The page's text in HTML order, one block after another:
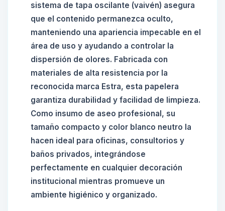
sistema de tapa oscilante (vaivén) asegura
que el contenido permanezca oculto,
manteniendo una apariencia impecable en el
área de uso y ayudando a controlar la
dispersión de olores. Fabricada con
materiales de alta resistencia por la
reconocida marca Estra, esta papelera
garantiza durabilidad y facilidad de limpieza.
Como insumo de aseo profesional, su
tamaño compacto y color blanco neutro la
hacen ideal para oficinas, consultorios y
baños privados, integrándose
perfectamente en cualquier decoración
institucional mientras promueve un
ambiente higiénico y organizado.